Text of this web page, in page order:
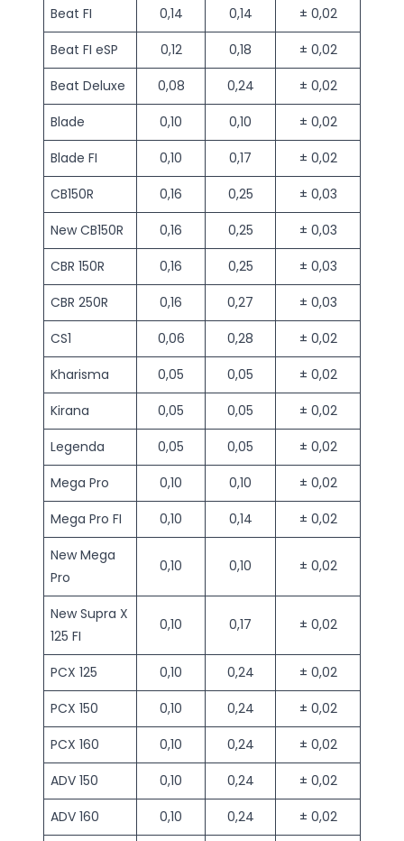
Beat FI 0,14 0,14
± 0,02
Beat FI eSP
0,12 0,18
± 0,02
Beat Deluxe
0,08 0,24
± 0,02
Blade
0,10 0,10
± 0,02
Blade FI
0,10 0,17
± 0,02
CB150R
0,16 0,25
± 0,03
New CB150R
0,16 0,25
± 0,03
CBR 150R
0,16 0,25
± 0,03
CBR 250R
0,16 0,27
± 0,03
CS1
0,06 0,28
± 0,02
Kharisma
0,05 0,05
± 0,02
Kirana
0,05 0,05
± 0,02
Legenda
0,05 0,05
± 0,02
Mega Pro
0,10 0,10
± 0,02
Mega Pro FI
0,10 0,14
± 0,02
New Mega
Pro
0,10 0,10 ± 0,02
New Supra X
125 FI
0,10 0,17 ± 0,02
PCX 125 0,10 0,24
± 0,02
PCX 150
0,10 0,24
± 0,02
PCX 160
0,10 0,24
± 0,02
ADV 150
0,10 0,24
± 0,02
ADV 160
0,10 0,24
± 0,02